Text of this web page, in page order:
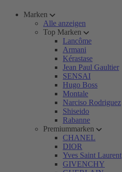
Marken
Alle anzeigen
Top Marken
Lancôme
Armani
Kérastase
Jean Paul Gaultier
SENSAI
Hugo Boss
Montale
Narciso Rodriguez
Shiseido
Rabanne
Premiummarken
CHANEL
DIOR
Yves Saint Laurent
GIVENCHY